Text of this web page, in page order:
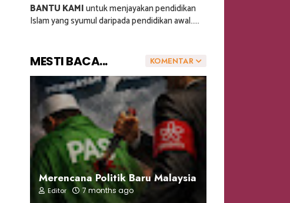
BANTU KAMIuntuk menjayakan pendidikan
Islam yang syumul daripada pendidikan awal.....
KOMENTAR
MESTI BACA...
Merencana Politik Baru Malaysia
Editor 7 months ago